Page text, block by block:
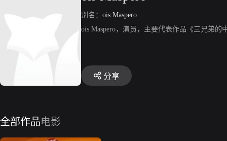
别名： ois Maspero
ois Maspero，演员，主要代表作品《三兄弟的
分享
全部作品电影